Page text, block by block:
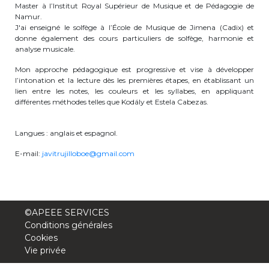
periscolaire.berkendael@apeee-bxl1-
services.be
BE91 3631 6790 0976
Activités périscolaires Uccle
Cantine
+32 (0)2 374 76 75
cantine@apeee-bxl1-services.be
Master à l’Institut Royal Supérieur de Musique et de Pédagogie de
Namur.
J'ai enseigné le solfège à l’École de Musique de Jimena (Cadix) et
donne également des cours particuliers de solfège, harmonie et
analyse musicale.
Mon approche pédagogique est progressive et vise à développer
l’intonation et la lecture dès les premières étapes, en établissant un
lien entre les notes, les couleurs et les syllabes, en appliquant
différentes méthodes telles que Kodály et Estela Cabezas.
Langues : anglais et espagnol.
E-mail: javitrujilloboe@gmail.com
©APEEE SERVICES
Conditions générales
Cookies
Vie privée